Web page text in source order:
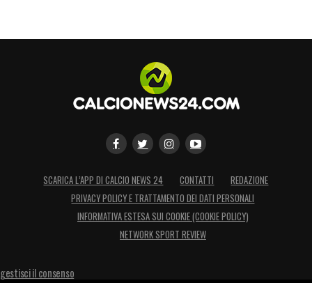
SCARICA L’APP DI CALCIO NEWS 24 CONTATTI
REDAZIONE
PRIVACY POLICY E TRATTAMENTO DEI DATI PERSONALI
INFORMATIVA ESTESA SUI COOKIE (COOKIE POLICY)
NETWORK SPORT REVIEW
gestisci il consenso